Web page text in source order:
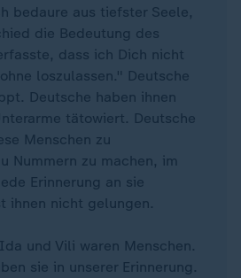
bedaure aus tiefster Seele,
die Bedeutung des
dass ich Dich nicht
loszulassen." Deutsche
Deutsche haben ihnen
tätowiert. Deutsche
Menschen zu
Nummern zu machen, im
Erinnerung an sie
ihnen nicht gelungen.
und Vili waren Menschen.
sie in unserer Erinnerung.